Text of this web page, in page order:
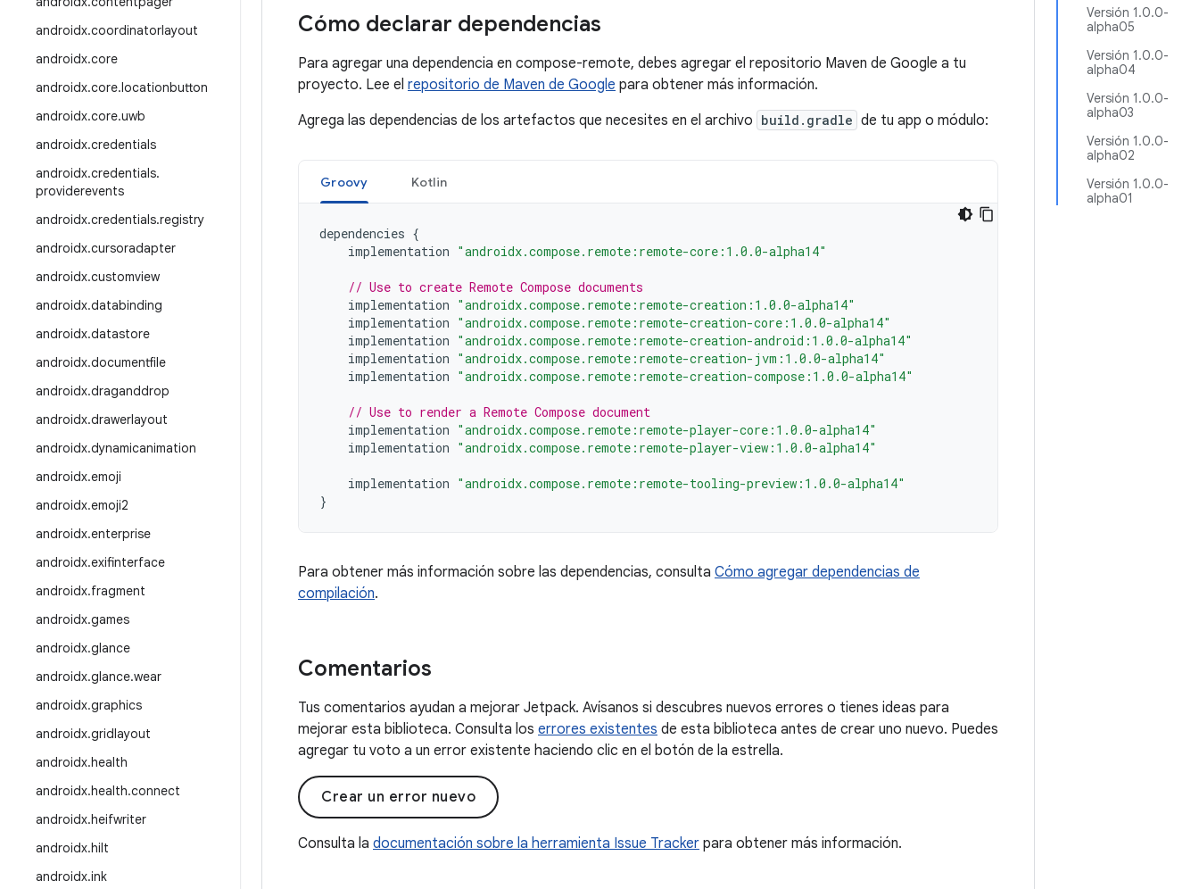
androidx.coordinatorlayout
androidx.core
androidx.core.locationbutton
androidx.core.uwb
androidx.credentials
androidx.credentials.
providerevents
androidx.credentials.registry
androidx.cursoradapter
androidx.customview
androidx.databinding
androidx.datastore
androidx.documentfile
androidx.draganddrop
androidx.drawerlayout
androidx.dynamicanimation
androidx.emoji
androidx.emoji2
androidx.enterprise
androidx.exifinterface
androidx.fragment
androidx.games
androidx.glance
androidx.glance.wear
androidx.graphics
androidx.gridlayout
androidx.health
androidx.health.connect
androidx.heifwriter
androidx.hilt
androidx.ink
Versión 1.0.0-
alpha05
Versión 1.0.0-
alpha04
Versión 1.0.0-
alpha03
Versión 1.0.0-
alpha02
Versión 1.0.0-
alpha01
Cómo declarar dependencias
Para agregar una dependencia en compose-remote, debes agregar el repositorio Maven de Google a tu
proyecto. Lee el repositorio de Maven de Google para obtener más información.
Agrega las dependencias de los artefactos que necesites en el archivo build.gradle de tu app o módulo:
Groovy Kotlin
dependencies {
implementation "androidx.compose.remote:remote-core:1.0.0-alpha14"
// Use to create Remote Compose documents
implementation "androidx.compose.remote:remote-creation:1.0.0-alpha14"
implementation "androidx.compose.remote:remote-creation-core:1.0.0-alpha14"
implementation "androidx.compose.remote:remote-creation-android:1.0.0-alpha14"
implementation "androidx.compose.remote:remote-creation-jvm:1.0.0-alpha14"
implementation "androidx.compose.remote:remote-creation-compose:1.0.0-alpha14"
// Use to render a Remote Compose document
implementation "androidx.compose.remote:remote-player-core:1.0.0-alpha14"
implementation "androidx.compose.remote:remote-player-view:1.0.0-alpha14"
implementation "androidx.compose.remote:remote-tooling-preview:1.0.0-alpha14"
}
Para obtener más información sobre las dependencias, consulta Cómo agregar dependencias de
compilación.
Comentarios
Tus comentarios ayudan a mejorar Jetpack. Avísanos si descubres nuevos errores o tienes ideas para
mejorar esta biblioteca. Consulta los errores existentes de esta biblioteca antes de crear uno nuevo. Puedes
agregar tu voto a un error existente haciendo clic en el botón de la estrella.
Crear un error nuevo
Consulta la documentación sobre la herramienta Issue Tracker para obtener más información.